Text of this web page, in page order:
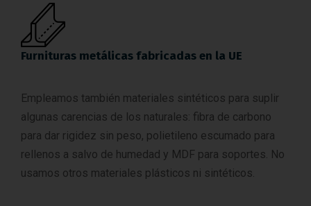
Furnituras metálicas fabricadas en la UE
Empleamos también materiales sintéticos para suplir
algunas carencias de los naturales: fibra de carbono
para dar rigidez sin peso, polietileno escumado para
rellenos a salvo de humedad y MDF para soportes. No
usamos otros materiales plásticos ni sintéticos.